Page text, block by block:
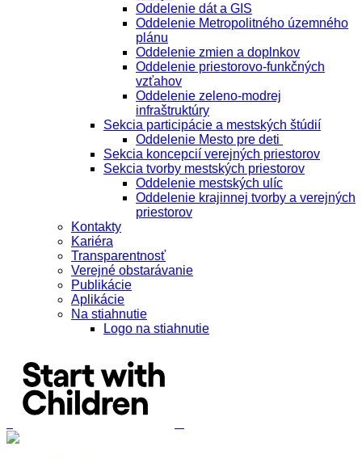
Oddelenie dát a GIS
Oddelenie Metropolitného územného
plánu
Oddelenie zmien a doplnkov
Oddelenie priestorovo-funkčných
vzťahov
Oddelenie zeleno-modrej
infraštruktúry
Sekcia participácie a mestských štúdií
Oddelenie Mesto pre deti
Sekcia koncepcií verejných priestorov
Sekcia tvorby mestských priestorov
Oddelenie mestských ulíc
Oddelenie krajinnej tvorby a verejných
priestorov
Kontakty
Kariéra
Transparentnosť
Verejné obstarávanie
Publikácie
Aplikácie
Na stiahnutie
Logo na stiahnutie